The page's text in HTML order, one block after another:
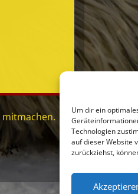
Um dir ein
Technologien
auf dieser Website
zurückziehst,
mitmachen.